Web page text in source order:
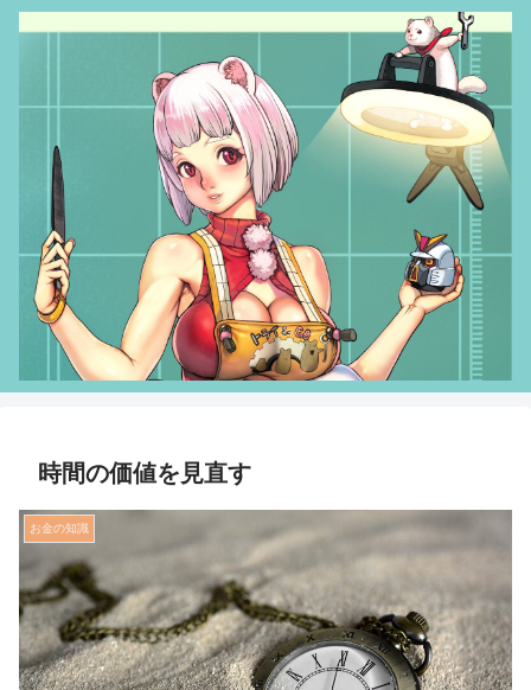
時間の価値を見直す
お金の知識